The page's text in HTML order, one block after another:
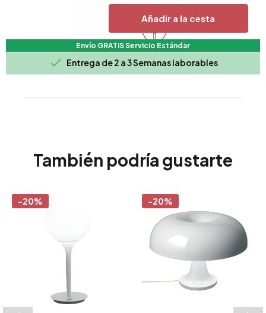
Añadir a la cesta
Envío GRATIS Servicio Estándar
 Entrega de 2 a 3 Semanas laborables
También podría gustarte
-20% -20%